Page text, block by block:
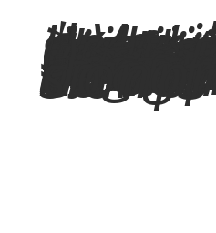
* Veuillez noter que, dans un souci de lisibilité et de respect de la diversité, le choix d’utiliser parfois un seul genre pour désigner les professionnels et les personnes concernées a été fait afin d’alléger le texte. Cette décision vise à englober l’ensemble des genres et ne porte aucune intention discriminatoire. Merci de votre compréhension